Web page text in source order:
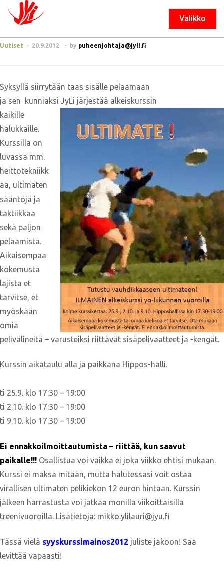
Valikko
Sulje
Uutiset 20.9.2012 by puheenjohtaja@jyli.fi
Syksyllä siirrytään taas sisälle pelaamaan
ja sen kunniaksi JyLi järjestää alkeiskurssin
kaikille
halukkaille.
Kurssilla on
luvassa mm.
heittotekniikk
aa, ultimaten
sääntöjä ja
taktiikkaa
sekä paljon
pelaamista.
Aikaisempaa
kokemusta
lajista et
tarvitse, et
myöskään
omia
pelivälineitä – varusteiksi riittävät sisäpelivaatteet ja -kengät.
Kurssin aikataulu alla ja paikkana Hippos-halli.
ti 25.9. klo 17:30 – 19:00
ti 2.10. klo 17:30 – 19:00
ti 9.10. klo 17.30 – 19:00
Ei ennakkoilmoittautumista – riittää, kun saavut
paikalle!!! Osallistua voi vaikka ei joka viikko ehtisi mukaan.
Kurssi ei maksa mitään, mutta halutessasi voit ostaa
virallisen ultimaten pelikiekon 12 euron hintaan. Kurssin
jälkeen harrastusta voi jatkaa monilla viikoittaisilla
treenivuoroilla. Lisätietoja: mikko.ylilauri@jyu.fi
Tässä vielä syyskurssimainos2012 juliste jakoon! Saa
levittää vapaasti!